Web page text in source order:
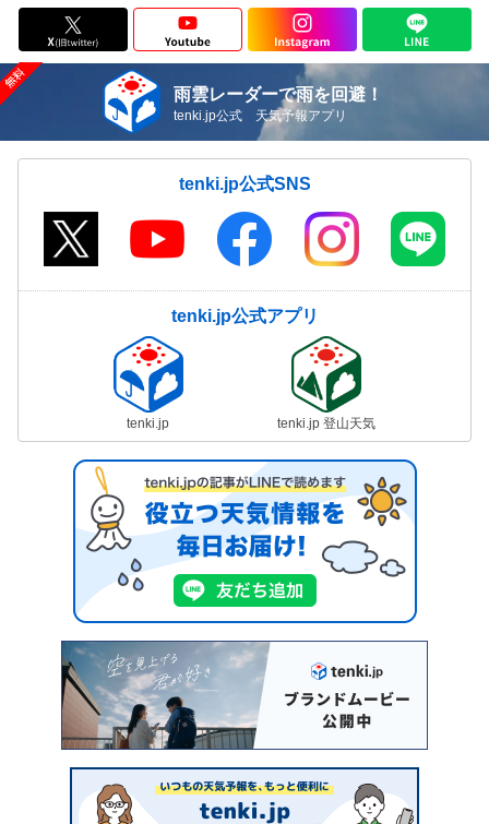
雨雲レーダーで雨を回避！
tenki.jp公式 天気予報アプリ
tenki.jp公式SNS
tenki.jp公式アプリ
tenki.jp tenki.jp 登山天気